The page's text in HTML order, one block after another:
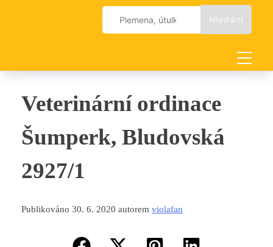
Vyhledávání
Veterinární ordinace
Šumperk, Bludovská
2927/1
Publikováno 30. 6. 2020 autorem violafan